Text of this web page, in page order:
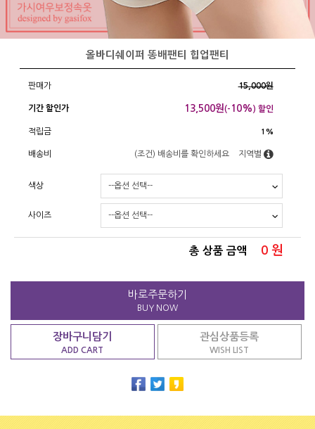
올바디쉐이퍼 똥배팬티 힙업팬티
판매가 15,000원
기간 할인가 13,500원(- 10%) 할인
적립금 1%
배송비 (조건) 배송비를 확인하세요 지역별
색상
사이즈
총 상품 금액 0 원
바로주문하기
BUY NOW
장바구니담기
ADD CART
관심상품등록
WISH LIST